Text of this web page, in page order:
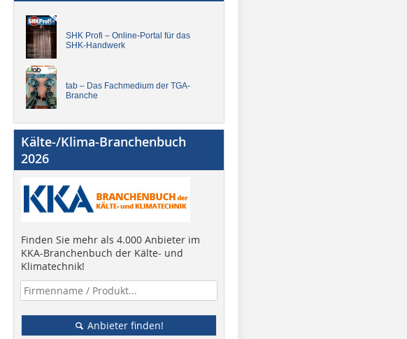
SHK Profi – Online-Portal für das
SHK-Handwerk
tab – Das Fachmedium der TGA-
Branche
Kälte-/Klima-Branchenbuch
2026
Finden Sie mehr als 4.000 Anbieter im
KKA-Branchenbuch der Kälte- und
Klimatechnik!
Anbieter finden!